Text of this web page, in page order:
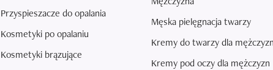
Przyspieszacze do opalania
Kosmetyki po opalaniu
Kosmetyki brązujące
Męska pielęgnacja twarzy
Kremy do twarzy dla mężczyzn
Kremy pod oczy dla mężczyzn